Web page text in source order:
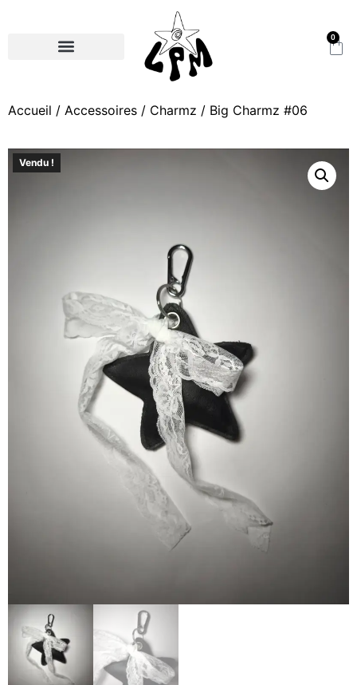
0
Accueil / Accessoires / Charmz / Big Charmz #06
Vendu !